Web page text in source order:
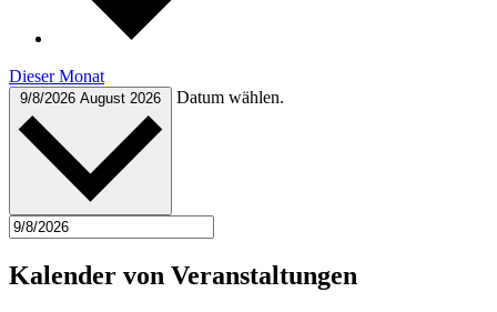
Dieser Monat
9/8/2026 August 2026 Datum wählen.
Kalender von Veranstaltungen